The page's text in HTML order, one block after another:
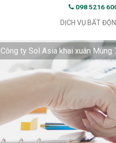
098 5216
DỊCH VỤ BẤT
Công ty Sol Asia khai xuân Mùng